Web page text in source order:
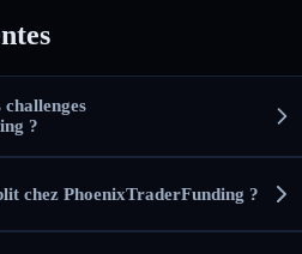
?
chez PhoenixTraderFunding ?